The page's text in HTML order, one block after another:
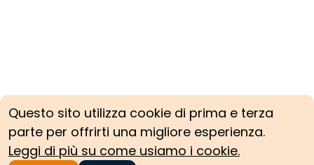
Questo sito utilizza cookie di prima e terza
parte per offrirti una migliore esperienza.
Leggi di più su come usiamo i cookie.